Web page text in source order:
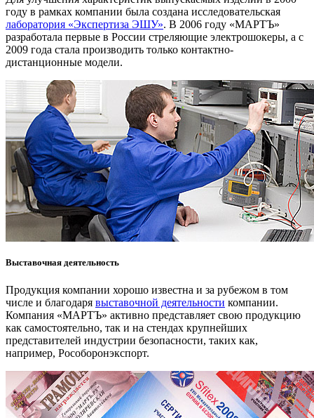
году в рамках компании была создана исследовательская
лаборатория «Экспертиза ЭШУ». В 2006 году «МАРТЪ»
разработала первые в России стреляющие электрошокеры, а с
2009 года стала производить только контактно-
дистанционные модели.
Выставочная деятельность
Продукция компании хорошо известна и за рубежом в том
числе и благодаря выставочной деятельности компании.
Компания «МАРТЪ» активно представляет свою продукцию
как самостоятельно, так и на стендах крупнейших
представителей индустрии безопасности, таких как,
например, Рособоронэкспорт.